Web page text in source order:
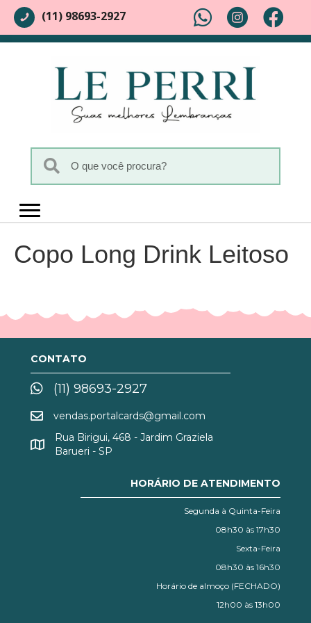
(11) 98693-2927
Copo Long Drink Leitoso
CONTATO
(11) 98693-2927
vendas.portalcards@gmail.com
Rua Birigui, 468 - Jardim Graziela
Barueri - SP
HORÁRIO DE ATENDIMENTO
Segunda à Quinta-Feira
08h30 às 17h30
Sexta-Feira
08h30 às 16h30
Horário de almoço (FECHADO)
12h00 às 13h00